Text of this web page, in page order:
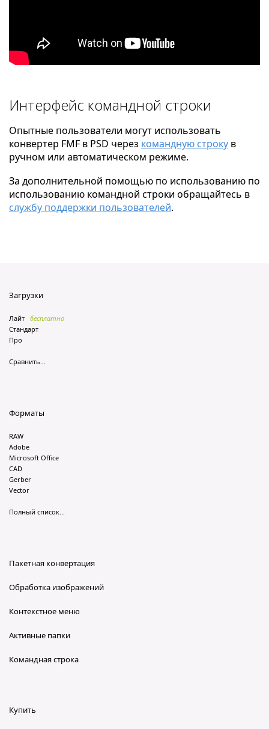
Интерфейс командной строки
Опытные пользователи могут использовать
конвертер FMF в PSD через командную строку в
ручном или автоматическом режиме.
За дополнительной помощью по использованию по
использованию командной строки обращайтесь в
службу поддержки пользователей.
Загрузки
Лайт бесплатно
Стандарт
Про
Сравнить...
Форматы
RAW
Adobe
Microsoft Office
CAD
Gerber
Vector
Полный список...
Пакетная конвертация
Обработка изображений
Контекстное меню
Активные папки
Командная строка
Купить